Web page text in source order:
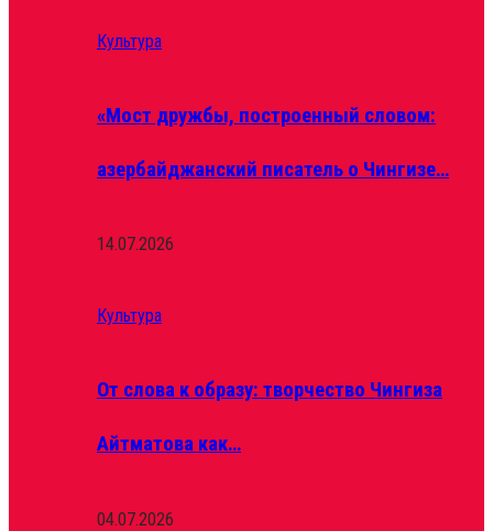
Культура
«Мост дружбы, построенный словом:
азербайджанский писатель о Чингизе…
14.07.2026
Культура
От слова к образу: творчество Чингиза
Айтматова как…
04.07.2026